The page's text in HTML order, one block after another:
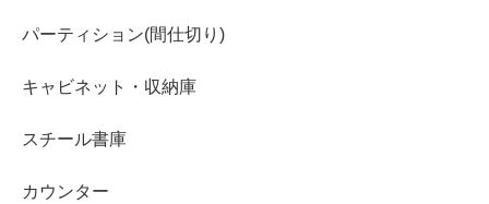
パーティション(間仕切り)
キャビネット・収納庫
スチール書庫
カウンター